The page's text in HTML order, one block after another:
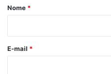
r
*
Nome *
E-mail *